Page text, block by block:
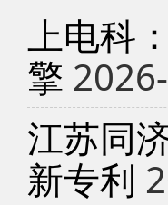
上电科
擎
江苏同
新专利